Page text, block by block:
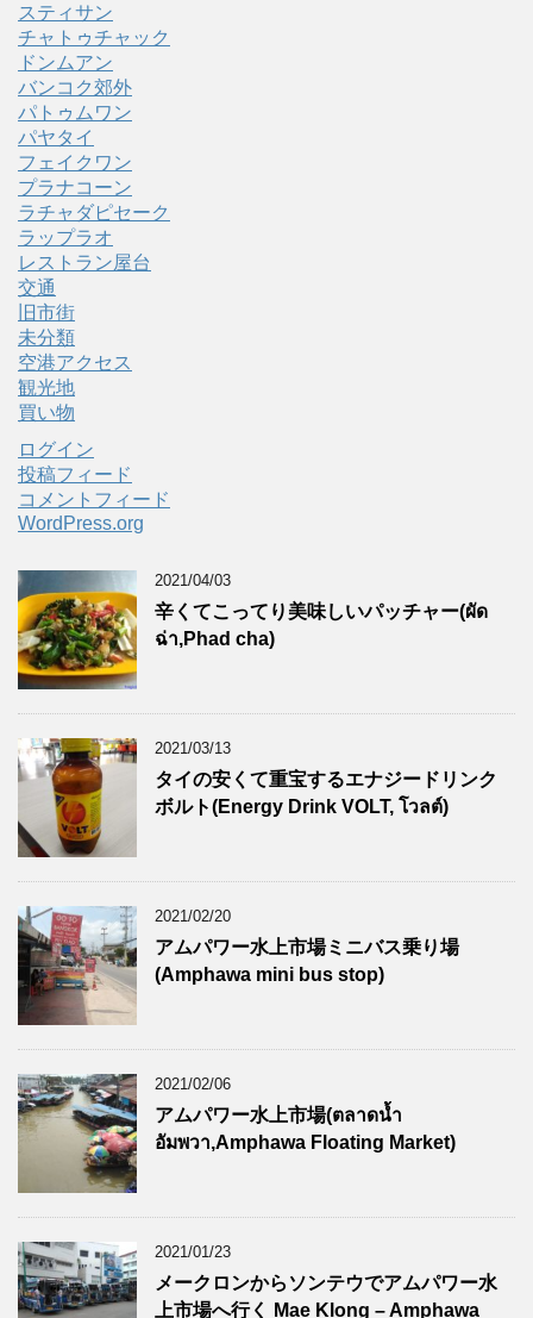
スティサン
チャトゥチャック
ドンムアン
バンコク郊外
パトゥムワン
パヤタイ
フェイクワン
プラナコーン
ラチャダピセーク
ラップラオ
レストラン屋台
交通
旧市街
未分類
空港アクセス
観光地
買い物
ログイン
投稿フィード
コメントフィード
WordPress.org
2021/04/03
辛くてこってり美味しいパッチャー(ผัด
ฉ่า,Phad cha)
2021/03/13
タイの安くて重宝するエナジードリンク
ボルト(Energy Drink VOLT, โวลต์)
2021/02/20
アムパワー水上市場ミニバス乗り場
(Amphawa mini bus stop)
2021/02/06
アムパワー水上市場(ตลาดน้ำ
อัมพวา,Amphawa Floating Market)
2021/01/23
メークロンからソンテウでアムパワー水
上市場へ行く Mae Klong – Amphawa